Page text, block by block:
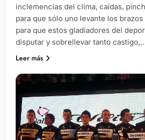
inclemencias del clima, caídas,
para que sólo uno levante los
para que estos gladiadores del
disputar y sobrellevar tanto
Leer más